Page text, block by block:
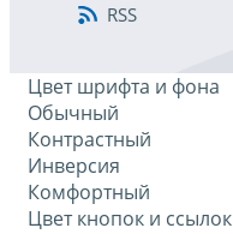
RSS
Цвет шрифта и фона
Обычный
Контрастный
Инверсия
Комфортный
Цвет кнопок и ссылок